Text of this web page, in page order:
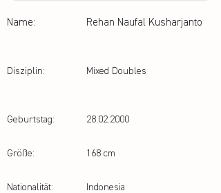
Name: Rehan Naufal Kusharjanto
Disziplin: Mixed Doubles
Geburtstag:
Größe:
Nationalität:
28.02.2000
168 cm
Indonesia